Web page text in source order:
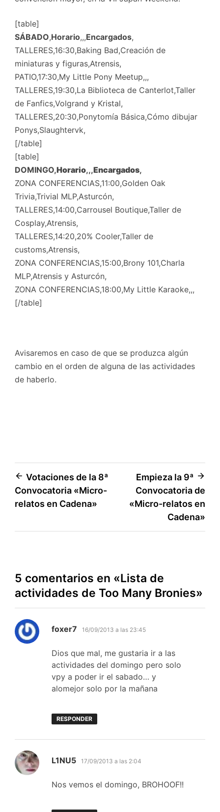
[table]
SÁBADO,Horario,,,Encargados,
TALLERES,16:30,Baking Bad,Creación de
miniaturas y figuras,Atrensis,
PATIO,17:30,My Little Pony Meetup,,,
TALLERES,19:30,La Biblioteca de Canterlot,Taller
de Fanfics,Volgrand y Kristal,
TALLERES,20:30,Ponytomía Básica,Cómo dibujar
Ponys,Slaughtervk,
[/table]
[table]
DOMINGO,Horario,,,Encargados,
ZONA CONFERENCIAS,11:00,Golden Oak
Trivia,Trivial MLP,Asturcón,
TALLERES,14:00,Carrousel Boutique,Taller de
Cosplay,Atrensis,
TALLERES,14:20,20% Cooler,Taller de
customs,Atrensis,
ZONA CONFERENCIAS,15:00,Brony 101,Charla
MLP,Atrensis y Asturcón,
ZONA CONFERENCIAS,18:00,My Little Karaoke,,,
[/table]
Avisaremos en caso de que se produzca algún
cambio en el orden de alguna de las actividades
de haberlo.
Navegación
de
Votaciones de la 8ª
Convocatoria «Micro-
relatos en Cadena»
Empieza la 9ª
Convocatoria de
«Micro-relatos en
Cadena»
5 comentarios en «Lista de
actividades de Too Many Bronies»
foxer7 dice:
16/09/2013 a las 23:45
Dios que mal, me gustaria ir a las
actividades del domingo pero solo
vpy a poder ir el sabado… y
alomejor solo por la mañana
RESPONDER
L1NU5 dice:
17/09/2013 a las 2:04
Nos vemos el domingo, BROHOOF!!